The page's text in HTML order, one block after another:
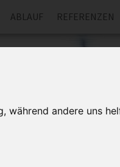
andere uns
ABLAUF REFERENZEN